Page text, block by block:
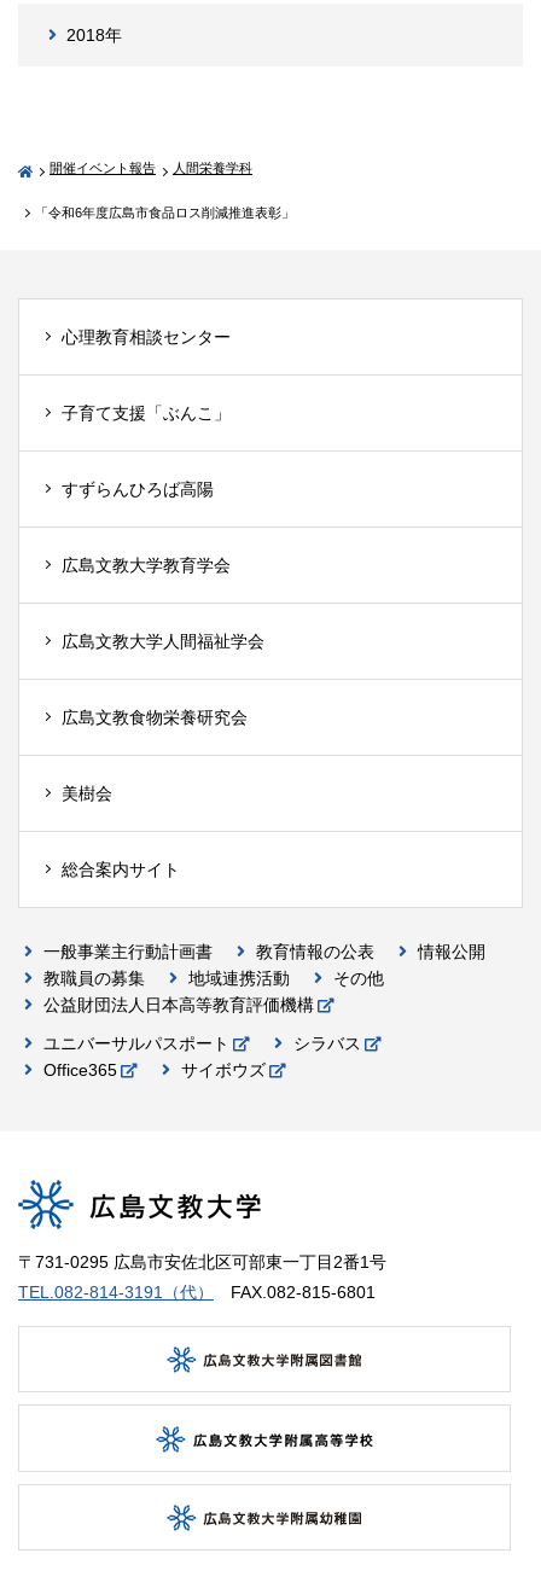
2018年
開催イベント報告 人間栄養学科
「令和6年度広島市食品ロス削減推進表彰」
心理教育相談センター
子育て支援「ぶんこ」
すずらんひろば高陽
広島文教大学教育学会
広島文教大学人間福祉学会
広島文教食物栄養研究会
美樹会
総合案内サイト
一般事業主行動計画書 教育情報の公表
情報公開
教職員の募集
地域連携活動
その他
公益財団法人日本高等教育評価機構
ユニバーサルパスポート
シラバス
Office365
サイボウズ
〒731-0295 広島市安佐北区可部東一丁目2番1号
TEL.082-814-3191（代）
FAX.082-815-6801